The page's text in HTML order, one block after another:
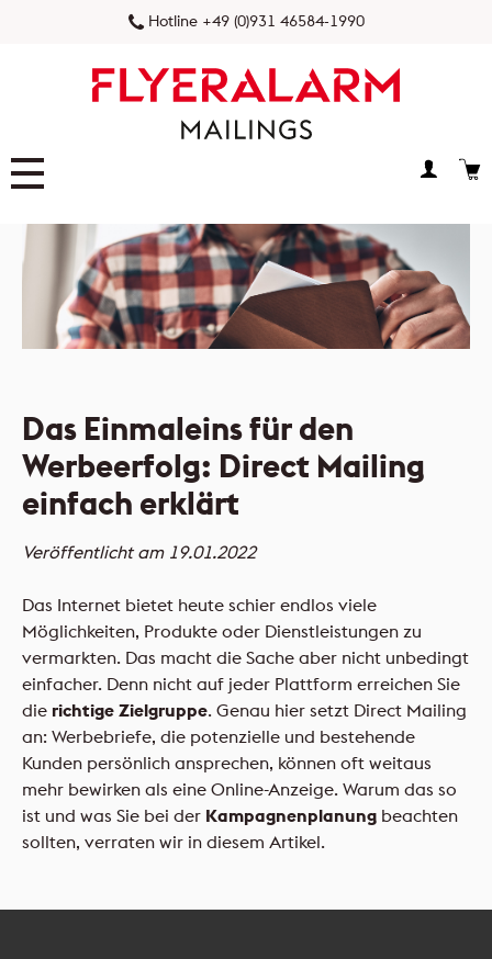
Hotline +49 (0)931 46584-1990
FLYERALARM Prospektverteilung
FLYERALARM Postaktuell
FLYERALARM Dialogpost
FLYERALARM Versandservice
Das Einmaleins für den
Werbeerfolg: Direct Mailing
einfach erklärt
Veröffentlicht am 19.01.2022
Das Internet bietet heute schier endlos viele
Möglichkeiten, Produkte oder Dienstleistungen zu
vermarkten. Das macht die Sache aber nicht unbedingt
einfacher. Denn nicht auf jeder Plattform erreichen Sie
die richtige Zielgruppe. Genau hier setzt Direct Mailing
an: Werbebriefe, die potenzielle und bestehende
Kunden persönlich ansprechen, können oft weitaus
mehr bewirken als eine Online-Anzeige. Warum das so
ist und was Sie bei der Kampagnenplanung beachten
sollten, verraten wir in diesem Artikel.